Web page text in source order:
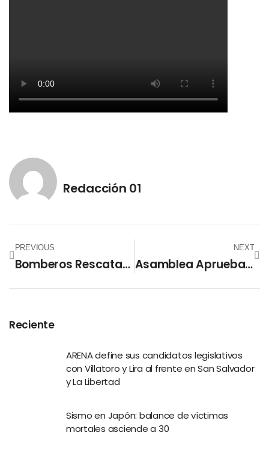
Redacción 01
PREVIOUS
Bomberos Rescatan A Perrita Que Cayó A Un Barranco De 40 Metros En San Vicente
NEXT
Asamblea Aprueba Ley De Agentes Extranjeros Con Impuesto Del 30 %
Reciente
ARENA define sus candidatos legislativos
con Villatoro y Lira al frente en San Salvador
y La Libertad
Sismo en Japón: balance de víctimas
mortales asciende a 30